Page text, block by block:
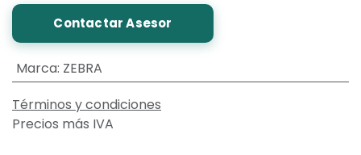
Contactar Asesor
Marca: ZEBRA
Términos y condiciones
Precios más IVA